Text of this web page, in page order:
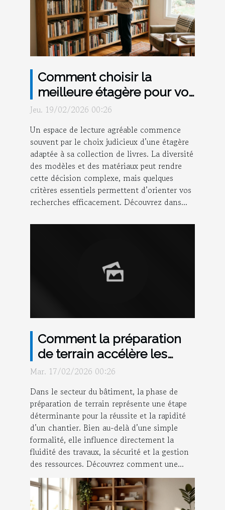
Comment choisir la
meilleure étagère pour vos
livres ?
Jeu. 19/02/2026 00:26
Un espace de lecture agréable commence
souvent par le choix judicieux d’une étagère
adaptée à sa collection de livres. La diversité
des modèles et des matériaux peut rendre
cette décision complexe, mais quelques
critères essentiels permettent d’orienter vos
recherches efficacement. Découvrez dans...
Comment la préparation
de terrain accélère les
projets de construction ?
Mar. 17/02/2026 00:26
Dans le secteur du bâtiment, la phase de
préparation de terrain représente une étape
déterminante pour la réussite et la rapidité
d’un chantier. Bien au-delà d’une simple
formalité, elle influence directement la
fluidité des travaux, la sécurité et la gestion
des ressources. Découvrez comment une...